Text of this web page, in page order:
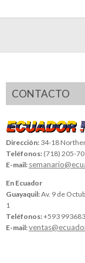
CONTACTO
Dirección: 34-18
Teléfonos: (718) 205-
E-mail:
En Ecuador
Guayaquil:Av. 9 de
1
Teléfonos:+593
E-mail: